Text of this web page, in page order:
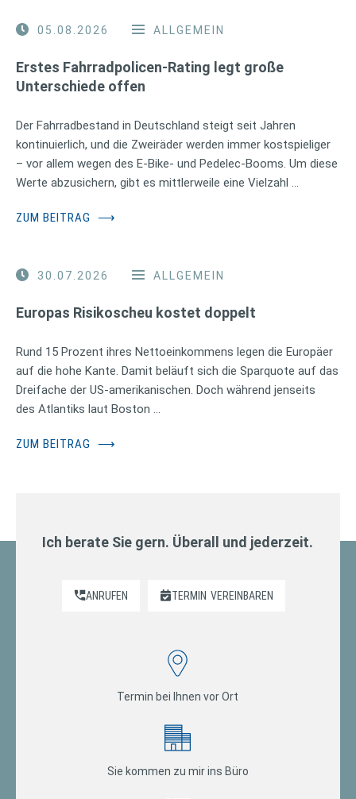
05.08.2026 ALLGEMEIN
Erstes Fahrradpolicen-Rating legt große
Unterschiede offen
Der Fahrradbestand in Deutschland steigt seit Jahren
kontinuierlich, und die Zweiräder werden immer kostspieliger
– vor allem wegen des E-Bike- und Pedelec-Booms. Um diese
Werte abzusichern, gibt es mittlerweile eine Vielzahl …
ZUM BEITRAG ⟶
30.07.2026 ALLGEMEIN
Europas Risikoscheu kostet doppelt
Rund 15 Prozent ihres Nettoeinkommens legen die Europäer
auf die hohe Kante. Damit beläuft sich die Sparquote auf das
Dreifache der US-amerikanischen. Doch während jenseits
des Atlantiks laut Boston …
ZUM BEITRAG ⟶
Ich berate Sie gern. Überall und jederzeit.
ANRUFEN TERMIN VEREINBAREN
Termin bei Ihnen vor Ort
Sie kommen zu mir ins Büro